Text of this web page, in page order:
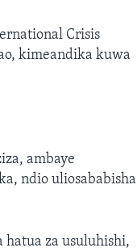
Crisis
kimeandika kuwa
ambaye
ndio uliosababisha
hatua za usuluhishi,